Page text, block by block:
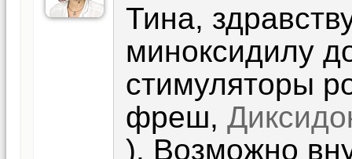
Тина,
миноксидилу
стимуляторы
фреш,
). Возможно